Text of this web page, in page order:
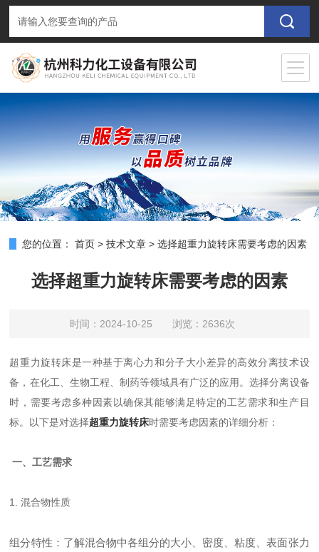
您的位置： 首页 >技术文章 >选择超重力旋转床需要考虑的因素
选择超重力旋转床需要考虑的因素
时间：2024-10-25 浏览：2636次
超重力旋转床是一种基于离心力和分子大小差异的高效分离技术设
备，在化工、生物工程、制药等领域具有广泛的应用。选择分离设备
时，需要考虑多种因素以确保其能够满足特定的工艺需求和生产目
标。以下是对选择超重力旋转床时需要考虑因素的详细分析：
一、工艺需求
1. 混合物性质
组分特性：了解混合物中各组分的大小、密度、粘度、表面张力